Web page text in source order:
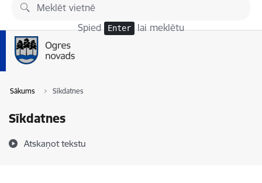
Pāriet uz lapas saturu
Spied Enter lai meklētu
Sākums Sīkdatnes
Sīkdatnes
Atskaņot tekstu